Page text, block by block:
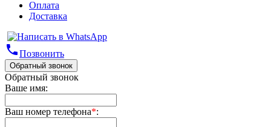
Оплата
Доставка
phoneПозвонить
Обратный звонок
Обратный звонок
Ваше имя:
Ваш номер телефона*: